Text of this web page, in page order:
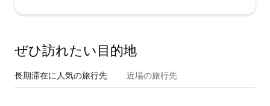
ぜひ訪⁠れ⁠た⁠い目⁠的⁠地
長期滞在に人気の旅行先 近場の旅行先